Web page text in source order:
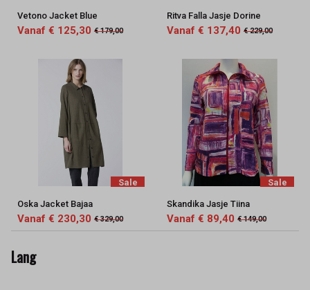
Vetono Jacket Blue
Vanaf € 125,30 € 179,00
Ritva Falla Jasje Dorine
Vanaf € 137,40 € 229,00
Sale
Oska Jacket Bajaa
Vanaf € 230,30 € 329,00
Sale
Skandika Jasje Tiina
Vanaf € 89,40 € 149,00
Lang